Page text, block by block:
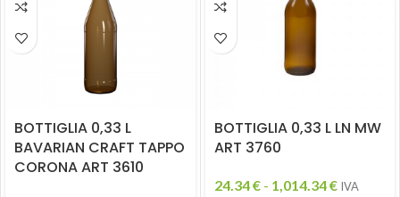
BOTTIGLIA 0,33 L
BAVARIAN CRAFT TAPPO
CORONA ART 3610
BOTTIGLIA 0,33 L LN MW
ART 3760
24.34€ - 1,014.34€ IVA